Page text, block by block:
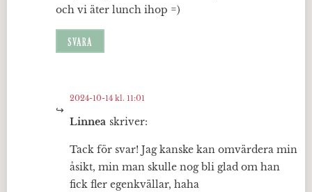
och vi äter lunch ihop =)
SVARA
Linnea skriver:
2024-10-14 kl. 11:01
Tack för svar! Jag kanske kan omvärdera min
åsikt, min man skulle nog bli glad om han
fick fler egenkvällar, haha